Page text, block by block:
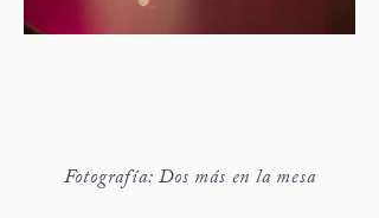
Fotografía: Dos más en la mesa